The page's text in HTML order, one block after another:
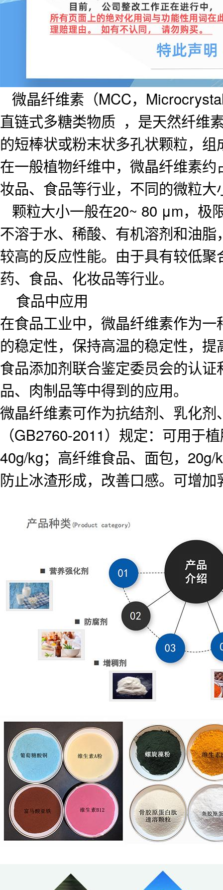
微晶纤维素（MCC，
直链式多糖类物质 ，是天然纤维
的短棒状或粉末状多孔状颗粒，
在一般植物纤维中，微晶纤维素
妆品、食品等行业，不同的微粒
颗粒大小一般在20~ 80 μm，极
不溶于水、稀酸、有机溶剂和油
较高的反应性能。由于具有较低
药、食品、化妆品等行业。
食品中应用
在食品工业中，微晶纤维素作为
的稳定性，保持高温的稳定性，
食品添加剂联合鉴定委员会的认
品、肉制品等中得到的应用。
微晶纤维素可作为抗结剂、乳化
（GB2760-2011）规定：可用于
40g/kg；高纤维食品、面包，
防止冰渣形成，改善口感。可增